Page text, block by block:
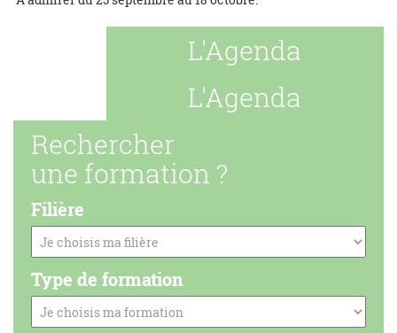
L'Agenda
L'Agenda
Rechercher
une formation ?
Filière
Type de formation